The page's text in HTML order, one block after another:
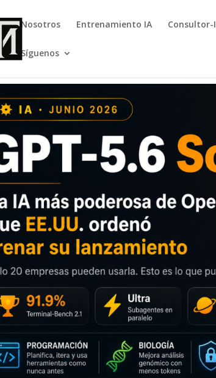
Nosotros Entrenamiento IA Consultor-
Síguenos